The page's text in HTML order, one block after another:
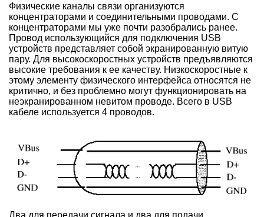
Физические каналы связи организуются
концентраторами и соединительными проводами. С
концентраторами мы уже почти разобрались ранее.
Провод использующийся для подключения USB
устройств представляет собой экранированную витую
пару. Для высокоскоростных устройств предъявляются
высокие требования к ее качеству. Низкоскоростные к
этому элементу физического интерфейса относятся не
критично, и без проблемно могут функционировать на
неэкранированном невитом проводе. Всего в USB
кабеле используется 4 проводов.